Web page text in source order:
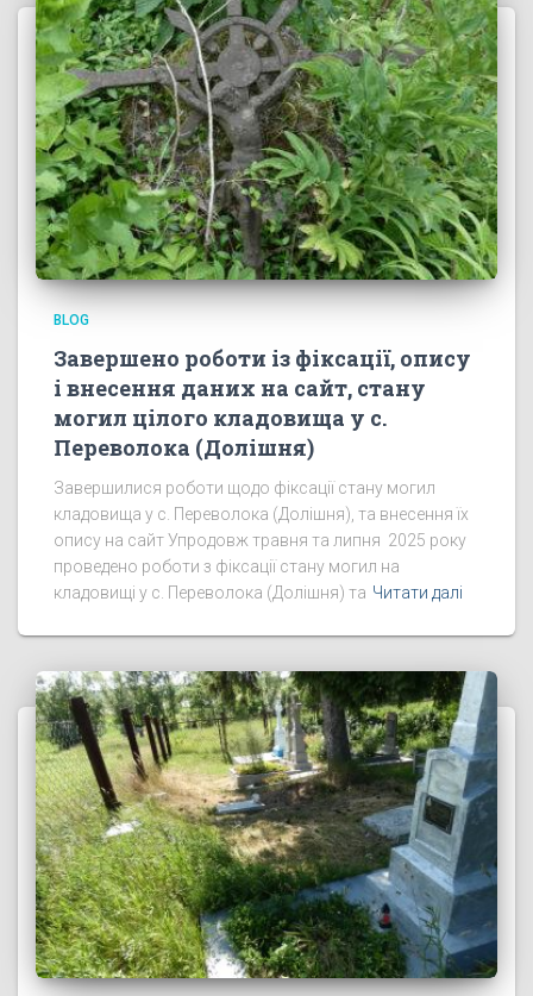
BLOG
Завершено роботи із фіксації, опису
і внесення даних на сайт, стану
могил цілого кладовища у с.
Переволока (Долішня)
Завершилися роботи щодо фіксації стану могил
кладовища у с. Переволока (Долішня), та внесення їх
опису на сайт Упродовж травня та липня 2025 року
проведено роботи з фіксації стану могил на
кладовищі у с. Переволока (Долішня) та Читати далі